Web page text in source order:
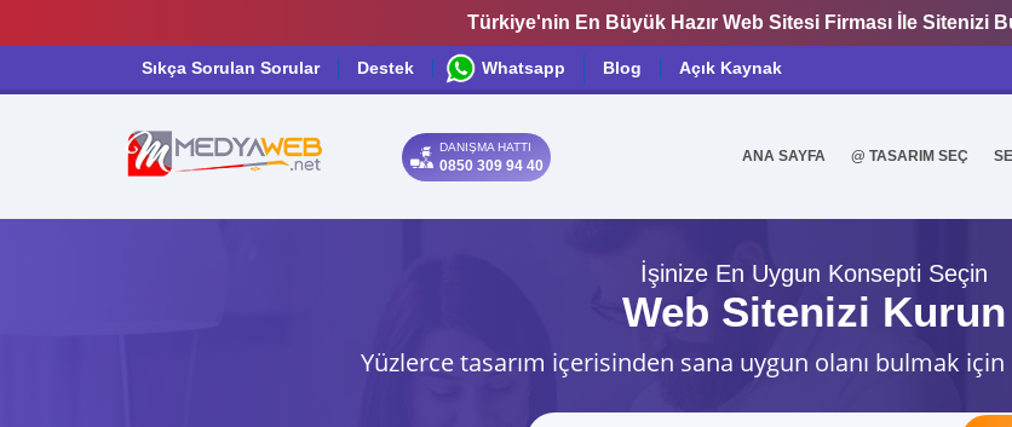
Türkiye'nin En Büyük Hazır Web Sitesi Firması İle Sitenizi
Sıkça Sorulan Sorular Destek Whatsapp Blog Açık Kaynak
DANIŞMA HATTI
0850 309 94 40
ANA SAYFA @ TASARIM SEÇ
İşinize En Uygun Konsepti Seçin
Web Sitenizi Kurun
Yüzlerce tasarım içerisinden sana uygun olanı bulmak